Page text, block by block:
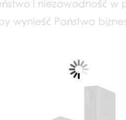
i niezawodność w
wynieść Państwa